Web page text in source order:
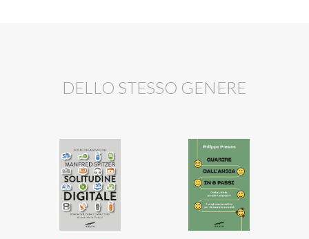
DELLO STESSO GENERE